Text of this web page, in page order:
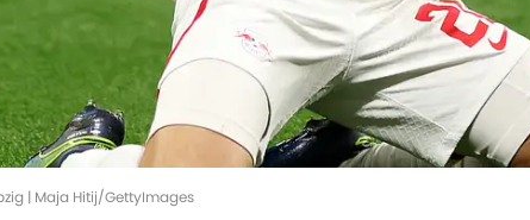
| Maja Hitij/GettyImages